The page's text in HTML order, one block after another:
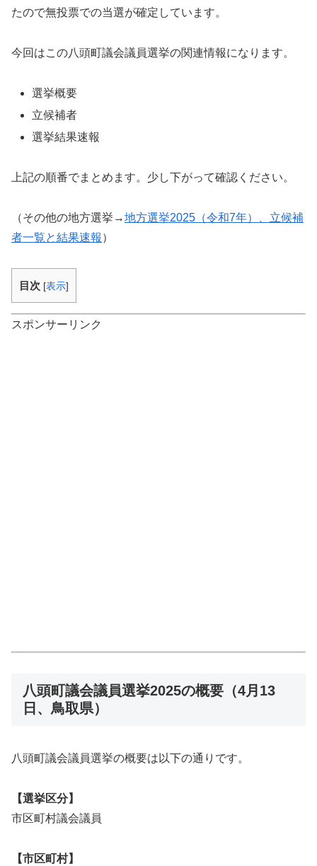
たので無投票での当選が確定しています。
今回はこの八頭町議会議員選挙の関連情報になります。
選挙概要
立候補者
選挙結果速報
上記の順番でまとめます。少し下がって確認ください。
（その他の地方選挙→地方選挙2025（令和7年）、立候補
者一覧と結果速報 ）
目次 [表示]
スポンサーリンク
八頭町議会議員選挙2025の概要（4月13
日、鳥取県）
八頭町議会議員選挙の概要は以下の通りです。
【選挙区分】
市区町村議会議員
【市区町村】